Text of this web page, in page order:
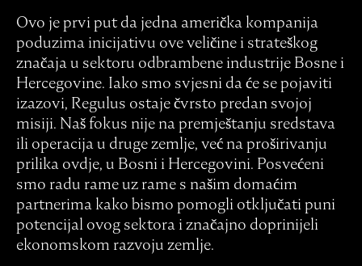
Ovo je prvi put da jedna američka kompanija
poduzima inicijativu ove veličine i strateškog
značaja u sektoru odbrambene industrije Bosne i
Hercegovine. Iako smo svjesni da će se pojaviti
izazovi, Regulus ostaje čvrsto predan svojoj
misiji. Naš fokus nije na premještanju sredstava
ili operacija u druge zemlje, već na proširivanju
prilika ovdje, u Bosni i Hercegovini. Posvećeni
smo radu rame uz rame s našim domaćim
partnerima kako bismo pomogli otključati puni
potencijal ovog sektora i značajno doprinijeli
ekonomskom razvoju zemlje.